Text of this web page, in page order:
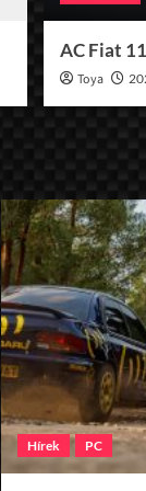
AC Fiat
Toya
Hírek PC